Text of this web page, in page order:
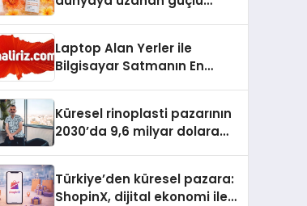
Laptop Alan Yerler ile
Bilgisayar Satmanın En
Küresel rinoplasti pazarının
2030’da 9,6 milyar dolara
Türkiye’den küresel pazara:
ShopinX, dijital ekonomi ile